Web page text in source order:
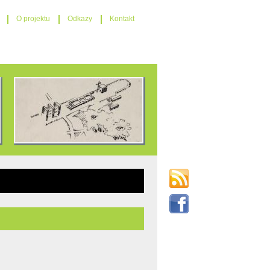
O projektu Odkazy Kontakt